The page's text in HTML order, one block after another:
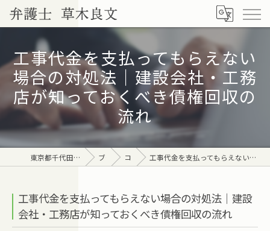
工事代金を支払ってもらえない
場合の対処法｜建設会社・工務
店が知っておくべき債権回収の
流れ
東京都千代田区の弁護士なら弁護士 草木良文 ブログ コラム 工事代金を支払ってもらえない場合の対処法｜建設会社・工務店が知っておくべき債権回収の流れ
工事代金を支払ってもらえない場合の対処法｜建設
会社・工務店が知っておくべき債権回収の流れ